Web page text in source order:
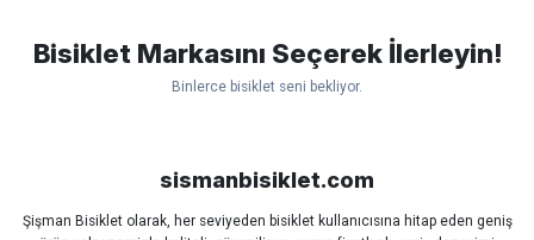
lastik yanak kısmından 3cm yarıldı ama
normal sürüşe uygun
Bahriye Akay Tan | 21/07/2026
Bisiklet Markasını Seçerek İlerleyin!
Binlerce bisiklet seni bekliyor.
sismanbisiklet.com
Şişman Bisiklet olarak, her seviyeden bisiklet kullanıcısına hitap eden geniş